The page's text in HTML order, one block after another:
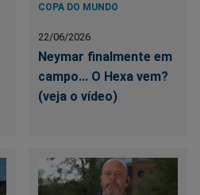
COPA DO MUNDO
22/06/2026
Neymar finalmente em
campo... O Hexa vem?
(veja o vídeo)